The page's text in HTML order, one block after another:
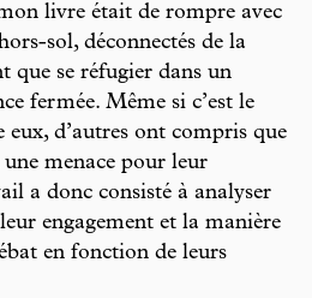
livre était de rompre avec
sol, déconnectés de la
que se réfugier dans un
fermée. Même si c’est le
eux, d’autres ont compris que
menace pour leur
a donc consisté à analyser
engagement et la manière
en fonction de leurs